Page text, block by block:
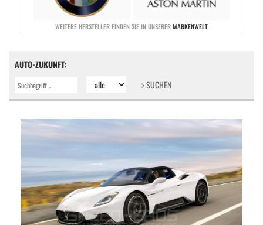
WEITERE HERSTELLER FINDEN SIE IN UNSERERMARKENWELT
AUTO-ZUKUNFT:
SUCHEN